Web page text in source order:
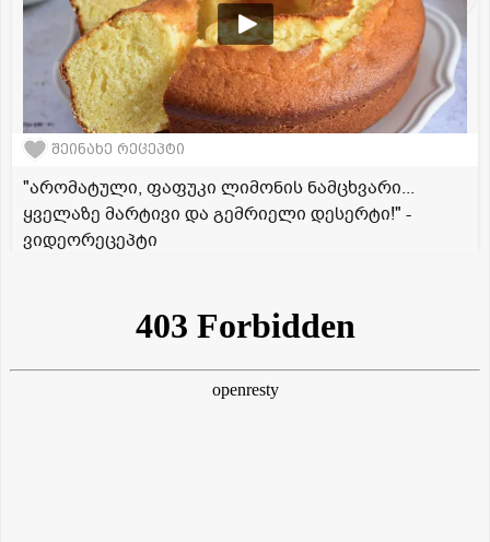
შეინახე რეცეპტი
"არომატული, ფაფუკი ლიმონის ნამცხვარი...
ყველაზე მარტივი და გემრიელი დესერტი!" -
ვიდეორეცეპტი